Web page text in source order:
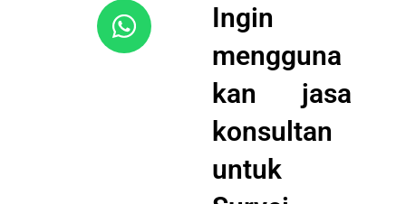
Ingin
mengguna
kan jasa
konsultan
untuk